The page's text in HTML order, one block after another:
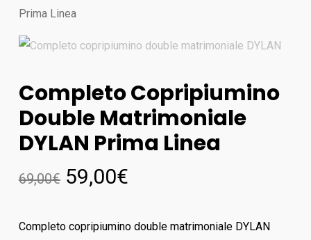
Prima Linea
Completo Copripiumino
Double Matrimoniale
DYLAN Prima Linea
69,00€ 59,00€
Completo copripiumino double matrimoniale DYLAN